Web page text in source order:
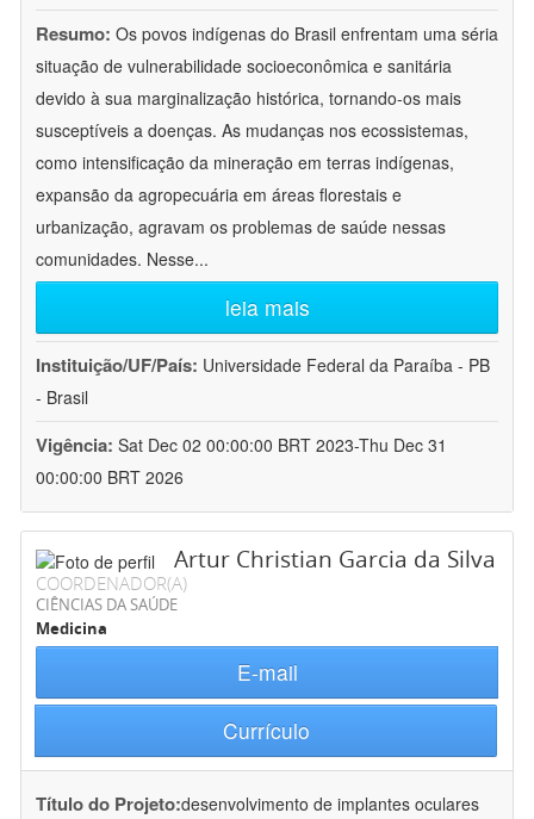
Resumo: Os povos indígenas do Brasil enfrentam uma séria
situação de vulnerabilidade socioeconômica e sanitária
devido à sua marginalização histórica, tornando-os mais
susceptíveis a doenças. As mudanças nos ecossistemas,
como intensificação da mineração em terras indígenas,
expansão da agropecuária em áreas florestais e
urbanização, agravam os problemas de saúde nessas
comunidades. Nesse...
leia mais
Instituição/UF/País: Universidade Federal da Paraíba - PB
- Brasil
Vigência: Sat Dec 02 00:00:00 BRT 2023-Thu Dec 31
00:00:00 BRT 2026
Artur Christian Garcia da Silva
COORDENADOR(A)
CIÊNCIAS DA SAÚDE
Medicina
E-mail
Currículo
Título do Projeto:desenvolvimento de implantes oculares